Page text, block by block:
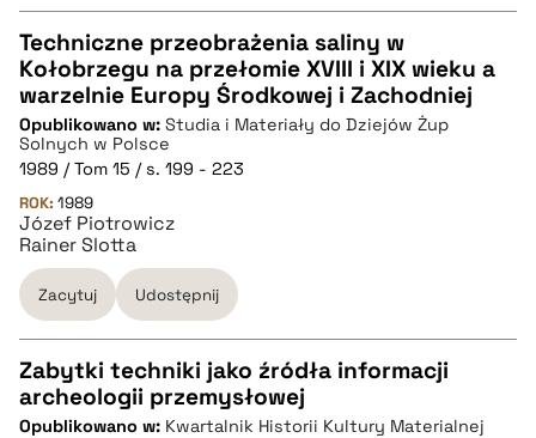
CZYSTY TEKST
pobierz cytat
BIBTEX
pobierz cytat
Techniczne przeobrażenia saliny w
Kołobrzegu na przełomie XVIII i XIX wieku a
warzelnie Europy Środkowej i Zachodniej
Opublikowano w: Studia i Materiały do Dziejów Żup
Solnych w Polsce
1989 / Tom 15 / s. 199 - 223
ROK: 1989
Józef Piotrowicz
Rainer Slotta
Zacytuj Udostępnij
CZYSTY TEKST
Zabytki techniki jako źródła informacji
archeologii przemysłowej
Opublikowano w: Kwartalnik Historii Kultury Materialnej